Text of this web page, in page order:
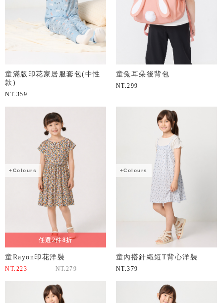
童滿版印花家居服套包(中性
款)
NT. 359
童兔耳朵後背包
NT.299
+Colours
任選2件8折
童Rayon印花洋裝
NT. 223 NT.279
+Colours
童內搭針織短T背心洋裝
NT.379